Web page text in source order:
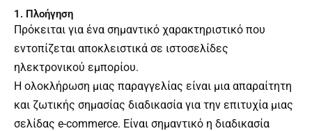
1. Πλοήγηση
Πρόκειται για ένα σημαντικό χαρακτηριστικό που
εντοπίζεται αποκλειστικά σε ιστοσελίδες
ηλεκτρονικού εμπορίου.
Η ολοκλήρωση μιας παραγγελίας είναι μια απαραίτητη
και ζωτικής σημασίας διαδικασία για την επιτυχία μιας
σελίδας e-commerce. Είναι σημαντικό η διαδικασία